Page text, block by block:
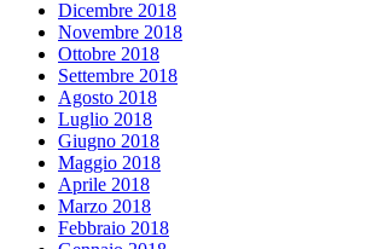
Dicembre 2018
Novembre 2018
Ottobre 2018
Settembre 2018
Agosto 2018
Luglio 2018
Giugno 2018
Maggio 2018
Aprile 2018
Marzo 2018
Febbraio 2018